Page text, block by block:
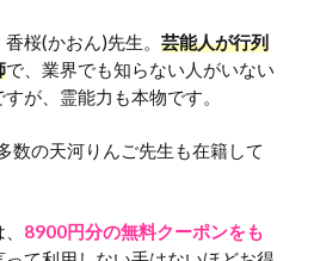
桜(かおん)先生。 芸能人が行列
で、業界でも知らない人がいない
が、霊能力も本物です。
数の天河りんご先生も在籍して
8900円分の無料クーポンをも